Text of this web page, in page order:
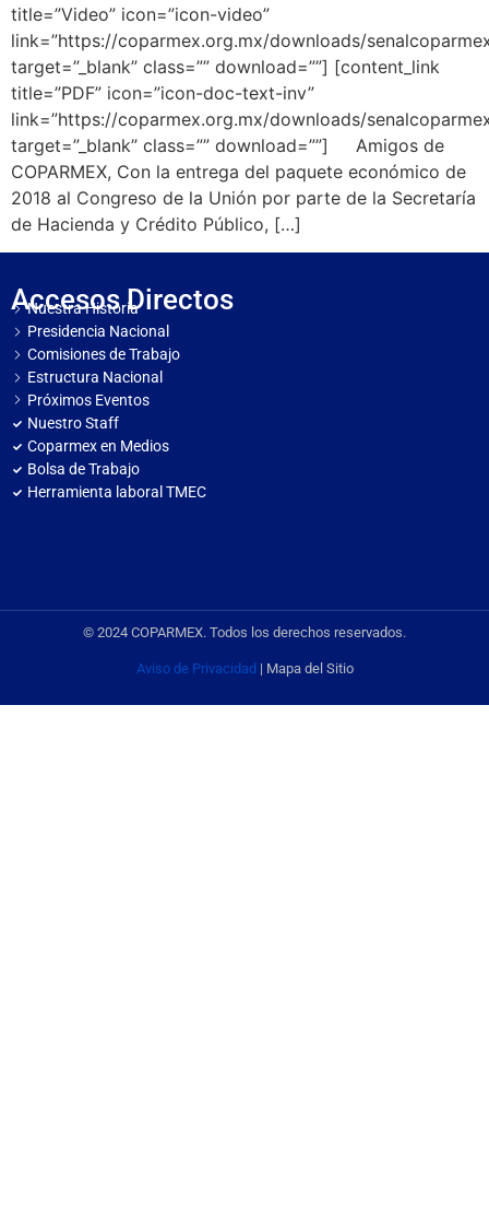
title=”Video” icon=”icon-video”
link=”https://coparmex.org.mx/downloads/
target=”_blank” class=”” download=””] [content_link
title=”PDF” icon=”icon-doc-text-inv”
link=”https://coparmex.org.mx/downloads/
target=”_blank” class=”” download=””] Amigos de
COPARMEX, Con la entrega del paquete económico de
2018 al Congreso de la Unión por parte de la Secretaría
de Hacienda y Crédito Público, […]
Accesos Directos
Nuestra Historia
Presidencia Nacional
Comisiones de Trabajo
Estructura Nacional
Próximos Eventos
Nuestro Staff
Coparmex en Medios
Bolsa de Trabajo
Herramienta laboral TMEC
© 2024 COPARMEX. Todos los derechos reservados.
Aviso de Privacidad | Mapa del Sitio